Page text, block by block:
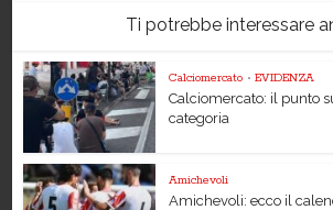
Ti potrebbe interessare
Calciomercato • EVIDENZA
Calciomercato: il punto
categoria
Amichevoli
Amichevoli: ecco il